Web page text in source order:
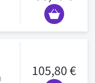
105,80 €